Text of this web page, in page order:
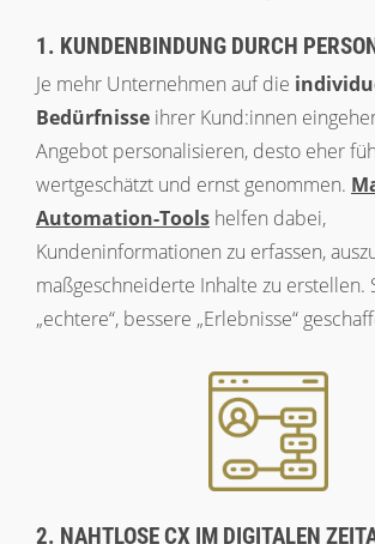
1. KUNDENBINDUNG DURCH
Je mehr Unternehmen auf die
Bedürfnisse ihrer Kund:innen
Angebot personalisieren, desto eher
wertgeschätzt und ernst genommen.
Automation-Tools helfen dabei,
Kundeninformationen zu erfassen,
maßgeschneiderte Inhalte zu erstellen.
„echtere“, bessere „Erlebnisse“
2. NAHTLOSE CX IM DIGITALEN